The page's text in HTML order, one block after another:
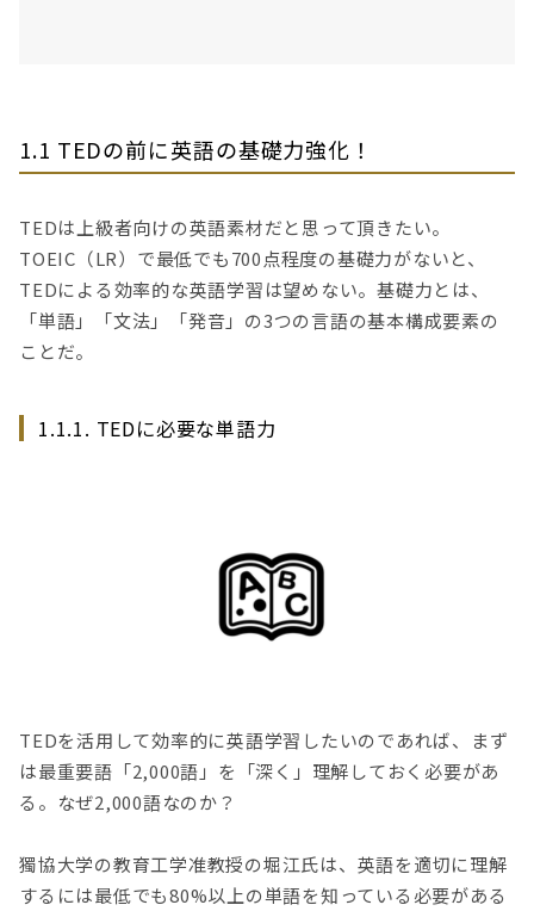
1.1 TEDの前に英語の基礎力強化！
TEDは上級者向けの英語素材だと思って頂きたい。
TOEIC（LR）で最低でも700点程度の基礎力がないと、
TEDによる効率的な英語学習は望めない。基礎力とは、
「単語」「文法」「発音」の3つの言語の基本構成要素の
ことだ。
1.1.1. TEDに必要な単語力
TEDを活用して効率的に英語学習したいのであれば、まず
は最重要語「2,000語」を「深く」理解しておく必要があ
る。なぜ2,000語なのか？
獨協大学の教育工学准教授の堀江氏は、英語を適切に理解
するには最低でも80%以上の単語を知っている必要がある